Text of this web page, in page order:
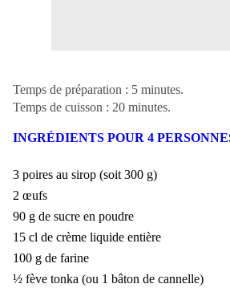
Temps de préparation : 5 minutes.
Temps de cuisson : 20 minutes.
INGRÉDIENTS POUR 4
3 poires au sirop (soit 300 g)
2 œufs
90 g de sucre en poudre
15 cl de crème liquide entière
100 g de farine
½ fève tonka (ou 1 bâton de cannelle)